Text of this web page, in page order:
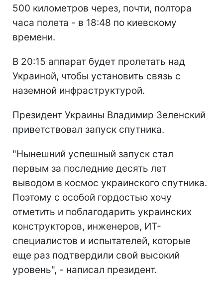
500 километров через, почти, полтора
часа полета - в 18:48 по киевскому
времени.
В 20:15 аппарат будет пролетать над
Украиной, чтобы установить связь с
наземной инфраструктурой.
Президент Украины Владимир Зеленский
приветствовал запуск спутника.
"Нынешний успешный запуск стал
первым за последние десять лет
выводом в космос украинского спутника.
Поэтому с особой гордостью хочу
отметить и поблагодарить украинских
конструкторов, инженеров, ИТ-
специалистов и испытателей, которые
еще раз подтвердили свой высокий
уровень", - написал президент.